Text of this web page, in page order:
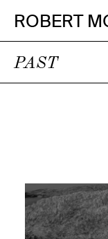
ROBERT
PAST